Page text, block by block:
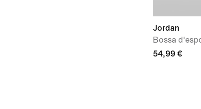
Jordan
Bossa
54,99 €